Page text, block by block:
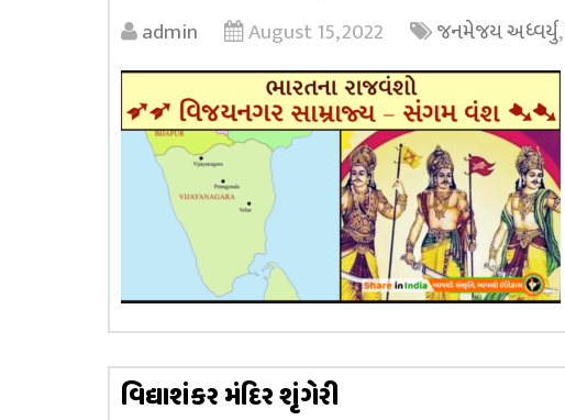
admin August 15, 2022 જનમેજય અધ્વર્યુ,
વિદ્યાશંકર મંદિર શૃંગેરી